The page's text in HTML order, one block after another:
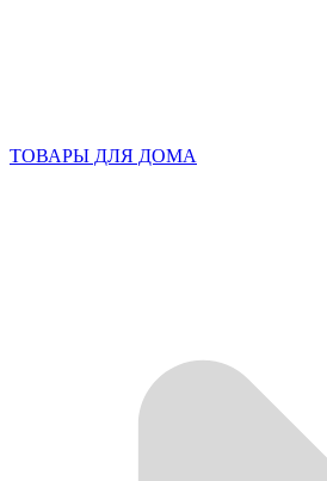
ТОВАРЫ ДЛЯ ДОМА